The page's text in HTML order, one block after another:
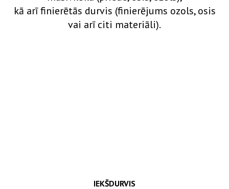
kā arī finierētās durvis (finierējums ozols, osis
vai arī citi materiāli).
IEKŠDURVIS